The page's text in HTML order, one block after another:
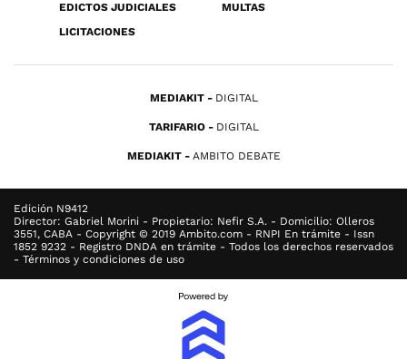
EDICTOS JUDICIALES
MULTAS
LICITACIONES
MEDIAKIT DIGITAL
TARIFARIO DIGITAL
MEDIAKIT AMBITO DEBATE
Edición N9412
Director: Gabriel Morini - Propietario: Nefir S.A. - Domicilio: Olleros
3551, CABA - Copyright © 2019 Ambito.com - RNPI En trámite - Issn
1852 9232 - Registro DNDA en trámite - Todos los derechos reservados
- Términos y condiciones de uso